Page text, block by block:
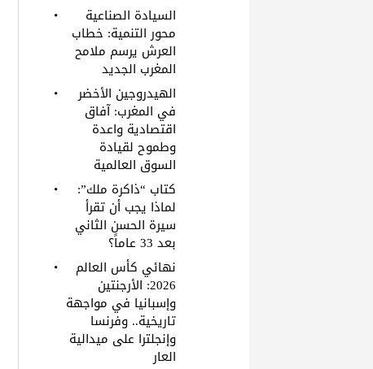
السيادة الصناعية
محور التنمية: خطاب
العرش يرسم ملامح
المغرب الجديد
الهيدروجين الأخضر
في المغرب: آفاق
اقتصادية واعدة
وطموح لقيادة
السوق العالمية
كتاب “ذاكرة ملك”:
لماذا يجب أن تقرأ
سيرة الحسن الثاني
بعد 33 عاماً؟
نهائي كأس العالم
2026: الأرجنتين
وإسبانيا في مواجهة
تاريخية.. وفرنسا
وإنجلترا على ميدالية
العار